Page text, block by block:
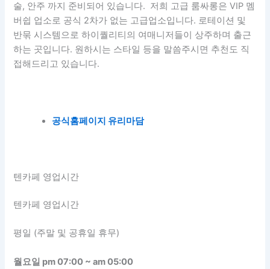
술, 안주 까지 준비되어 있습니다. 저희 고급 룸싸롱은 VIP 멤
버쉽 업소로 공식 2차가 없는 고급업소입니다. 로테이션 및
반묶 시스템으로 하이퀄리티의 여매니저들이 상주하며 출근
하는 곳입니다. 원하시는 스타일 등을 말씀주시면 추천도 직
접해드리고 있습니다.
공식홈페이지 유리마담
텐카페 영업시간
텐카페 영업시간
평일 (주말 및 공휴일 휴무)
월요일 pm 07:00 ~ am 05:00